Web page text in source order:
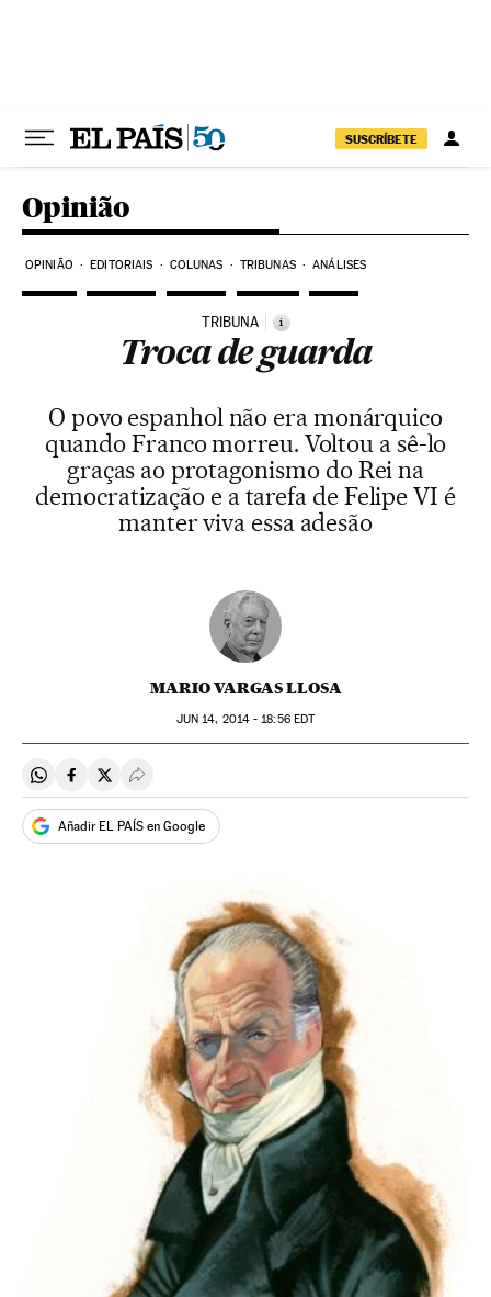
SUSCRÍBETE
Opinião
OPINIÃO EDITORIAIS COLUNAS TRIBUNAS ANÁLISES
TRIBUNA i
Troca de guarda
O povo espanhol não era monárquico
quando Franco morreu. Voltou a sê-lo
graças ao protagonismo do Rei na
democratização e a tarefa de Felipe VI é
manter viva essa adesão
MARIO VARGAS LLOSA
JUN 14, 2014 - 18:56EDT
Compartir en Whatsapp
Compartir en Facebook
Compartir en Twitter
Desplegar Redes Sociales
Añadir EL PAÍS en Google